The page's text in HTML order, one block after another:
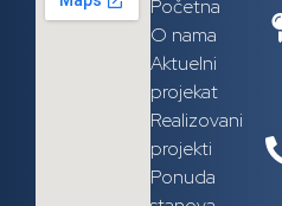
Početna
O nama
Aktuelni
projekat
Realizovani
projekti
Ponuda